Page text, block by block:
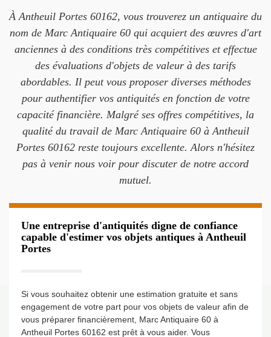
À Antheuil Portes 60162, vous trouverez un antiquaire du
nom de Marc Antiquaire 60 qui acquiert des œuvres d'art
anciennes à des conditions très compétitives et effectue
des évaluations d'objets de valeur à des tarifs
abordables. Il peut vous proposer diverses méthodes
pour authentifier vos antiquités en fonction de votre
capacité financière. Malgré ses offres compétitives, la
qualité du travail de Marc Antiquaire 60 à Antheuil
Portes 60162 reste toujours excellente. Alors n'hésitez
pas à venir nous voir pour discuter de notre accord
mutuel.
Une entreprise d'antiquités digne de confiance
capable d'estimer vos objets antiques à Antheuil
Portes
Si vous souhaitez obtenir une estimation gratuite et sans
engagement de votre part pour vos objets de valeur afin de
vous préparer financièrement, Marc Antiquaire 60 à
Antheuil Portes 60162 est prêt à vous aider. Vous